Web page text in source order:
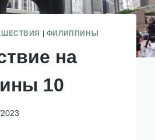
ФИЛИППИНЫ
на
10